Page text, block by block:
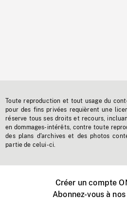
Toute reproduction et tout usage du
pour des fins privées requièrent une
réserve tous ses droits et recours,
en dommages-intérêts, contre toute
des plans d'archives et des photos
partie de celui-ci.
Créer un compte
Abonnez-vous à